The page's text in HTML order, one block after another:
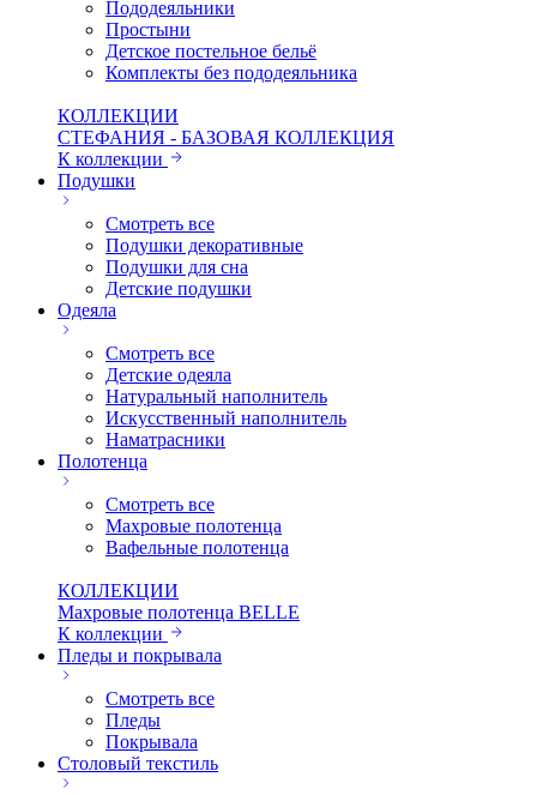
Пододеяльники
Простыни
Детское постельное бельё
Комплекты без пододеяльника
КОЛЛЕКЦИИ
СТЕФАНИЯ - БАЗОВАЯ КОЛЛЕКЦИЯ
К коллекции
Подушки
Смотреть все
Подушки декоративные
Подушки для сна
Детские подушки
Одеяла
Смотреть все
Детские одеяла
Натуральный наполнитель
Искуcственный наполнитель
Наматрасники
Полотенца
Смотреть все
Махровые полотенца
Вафельные полотенца
КОЛЛЕКЦИИ
Махровые полотенца BELLE
К коллекции
Пледы и покрывала
Смотреть все
Пледы
Покрывала
Столовый текстиль